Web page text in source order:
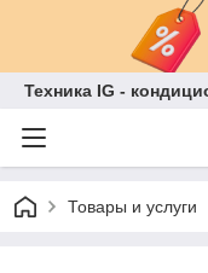
Техника IG -
Товары и услуги